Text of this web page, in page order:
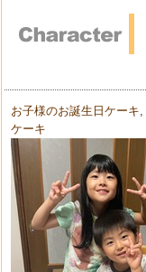
お子様のお誕生日ケーキ
ケーキ